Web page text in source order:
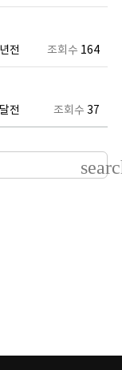
전 조회수 164
전 조회수 37